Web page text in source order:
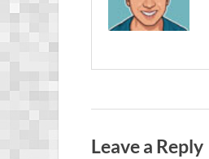
Leave a Reply